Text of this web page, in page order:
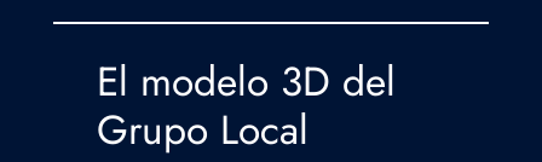
El modelo 3D del
Grupo Local